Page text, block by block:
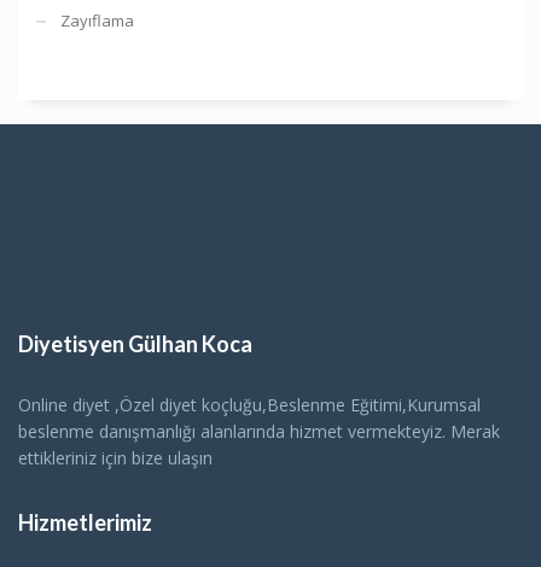
Zayıflama
Diyetisyen Gülhan Koca
Online diyet ,Özel diyet koçluğu,Beslenme Eğitimi,Kurumsal
beslenme danışmanlığı alanlarında hizmet vermekteyiz. Merak
ettikleriniz için bize ulaşın
Hizmetlerimiz